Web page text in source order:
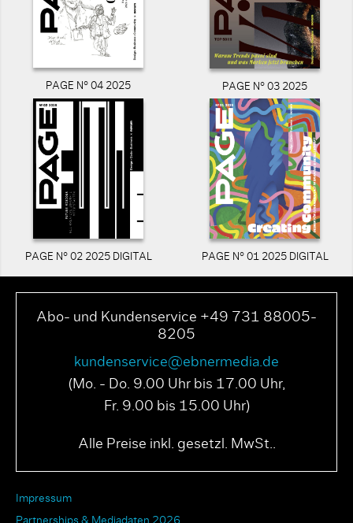
PAGE N° 04 2025 PAGE N° 03 2025
PAGE N° 02 2025 DIGITAL PAGE N° 01 2025 DIGITAL
Abo- und Kundenservice +49 731 88005-
8205
kundenservice@ebnermedia.de
(Mo. - Do. 9.00 Uhr bis 17.00 Uhr,
Fr. 9.00 bis 15.00 Uhr)
Alle Preise inkl. gesetzl. MwSt..
Impressum